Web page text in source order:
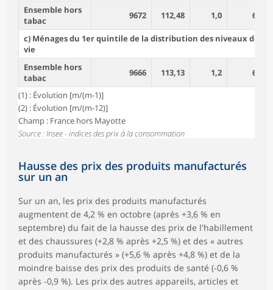
Ensemble hors
tabac
9672 112,48 1,0 6,0
c) Ménages du 1er quintile de la distribution des niveaux de
vie
Ensemble hors
tabac
9666 113,13 1,2 6,6
(1) : Évolution [m/(m-1)]
(2) : Évolution [m/(m-12)]
Champ : France hors Mayotte
Source : Insee - indices des prix à la consommation
Hausse des prix des produits manufacturés
sur un an
Sur un an, les prix des produits manufacturés
augmentent de 4,2 % en octobre (après +3,6 % en
septembre) du fait de la hausse des prix de l'habillement
et des chaussures (+2,8 % après +2,5 %) et des « autres
produits manufacturés » (+5,6 % après +4,8 %) et de la
moindre baisse des prix des produits de santé (-0,6 %
après -0,9 %). Les prix des autres appareils, articles et